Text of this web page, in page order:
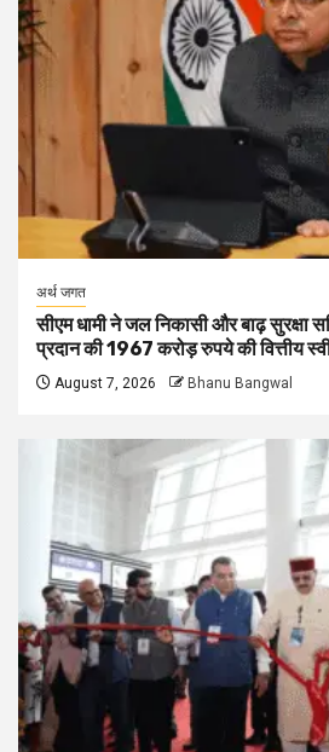
अर्थ जगत
सीएम धामी ने जल निकासी और बाढ़ सुरक्षा
प्रदान की 1967 करोड़ रुपये की वित्तीय
August 7, 2026 Bhanu Bangwal